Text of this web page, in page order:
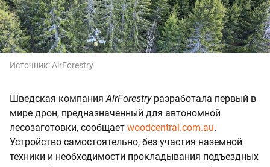
Источник:AirForestry
Шведская компанияAirForestry разработала первый в
мире дрон, предназначенный для автономной
лесозаготовки, сообщает woodcentral.com.au.
Устройство самостоятельно, без участия наземной
техники и необходимости прокладывания подъездных